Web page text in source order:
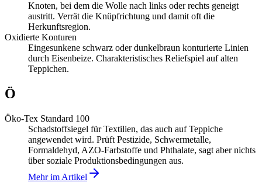
Knoten, bei dem die Wolle nach links oder rechts geneigt
austritt. Verrät die Knüpfrichtung und damit oft die
Herkunftsregion.
Oxidierte Konturen
Eingesunkene schwarz oder dunkelbraun konturierte Linien
durch Eisenbeize. Charakteristisches Reliefspiel auf alten
Teppichen.
Ö
Öko-Tex Standard 100
Schadstoffsiegel für Textilien, das auch auf Teppiche
angewendet wird. Prüft Pestizide, Schwermetalle,
Formaldehyd, AZO-Farbstoffe und Phthalate, sagt aber nichts
über soziale Produktionsbedingungen aus.
Mehr im Artikel